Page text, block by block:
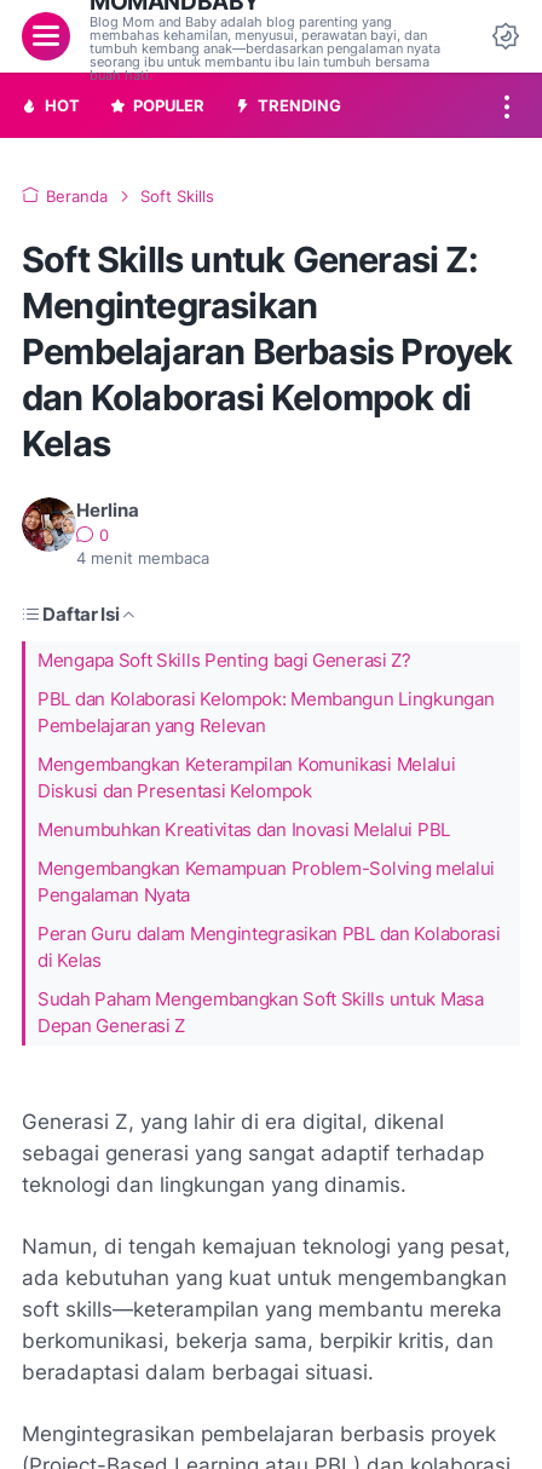
Menu
Blog Mom and Baby adalah blog parenting yang
membahas kehamilan, menyusui, perawatan bayi, dan
tumbuh kembang anak—berdasarkan pengalaman nyata
seorang ibu untuk membantu ibu lain tumbuh bersama
buah hati.
HOT POPULER TRENDING
Beranda Soft Skills
Soft Skills untuk Generasi Z:
Mengintegrasikan
Pembelajaran Berbasis Proyek
dan Kolaborasi Kelompok di
Kelas
Herlina
0
4 menit membaca
Daftar Isi
Mengapa Soft Skills Penting bagi Generasi Z?
PBL dan Kolaborasi Kelompok: Membangun Lingkungan
Pembelajaran yang Relevan
Mengembangkan Keterampilan Komunikasi Melalui
Diskusi dan Presentasi Kelompok
Menumbuhkan Kreativitas dan Inovasi Melalui PBL
Mengembangkan Kemampuan Problem-Solving melalui
Pengalaman Nyata
Peran Guru dalam Mengintegrasikan PBL dan Kolaborasi
di Kelas
Sudah Paham Mengembangkan Soft Skills untuk Masa
Depan Generasi Z
Generasi Z, yang lahir di era digital, dikenal
sebagai generasi yang sangat adaptif terhadap
teknologi dan lingkungan yang dinamis.
Namun, di tengah kemajuan teknologi yang pesat,
ada kebutuhan yang kuat untuk mengembangkan
soft skills—keterampilan yang membantu mereka
berkomunikasi, bekerja sama, berpikir kritis, dan
beradaptasi dalam berbagai situasi.
Mengintegrasikan pembelajaran berbasis proyek